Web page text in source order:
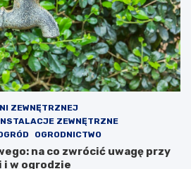
ZEWNĘTRZNEJ
ZEWNĘTRZNE
OGRODNICTWO
na co zwrócić uwagę przy
i w ogrodzie